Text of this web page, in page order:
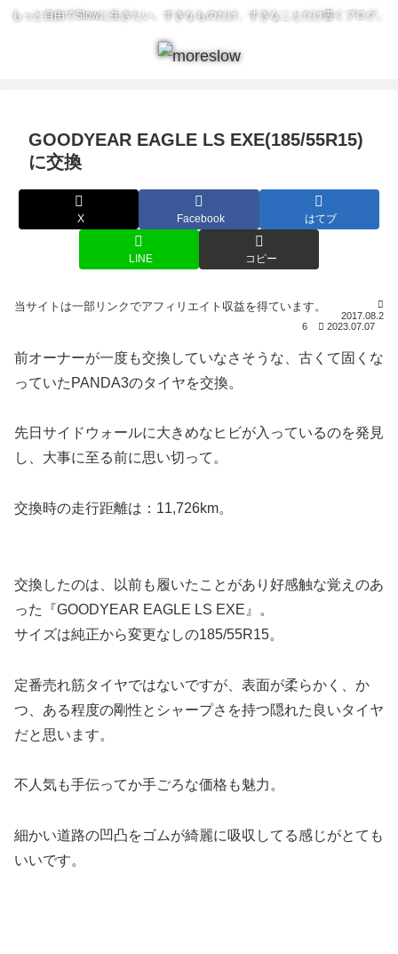
もっと自由でSlowに生きたい。すきなものだけ、すきなことだけ書くブログ。
GOODYEAR EAGLE LS EXE(185/55R15)
に交換
X Facebook はてブ
LINE コピー
2017.08.2
6
2023.07.07
前オーナーが一度も交換していなさそうな、古くて固くな
っていたPANDA3のタイヤを交換。
先日サイドウォールに大きめなヒビが入っているのを発見
し、大事に至る前に思い切って。
交換時の走行距離は：11,726km。
交換したのは、以前も履いたことがあり好感触な覚えのあ
った『GOODYEAR EAGLE LS EXE』。
サイズは純正から変更なしの185/55R15。
定番売れ筋タイヤではないですが、表面が柔らかく、か
つ、ある程度の剛性とシャープさを持つ隠れた良いタイヤ
だと思います。
不人気も手伝ってか手ごろな価格も魅力。
細かい道路の凹凸をゴムが綺麗に吸収してる感じがとても
いいです。